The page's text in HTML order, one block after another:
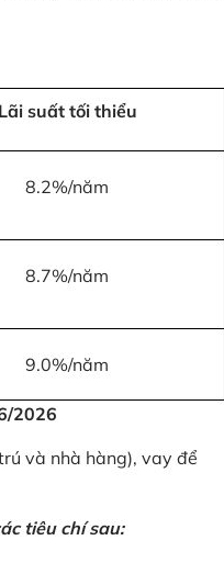
Lãi suất tối thiểu
8.2%/năm
8.7%/năm
9.0%/năm
2026
và nhà hàng), vay để
tiêu chí sau: